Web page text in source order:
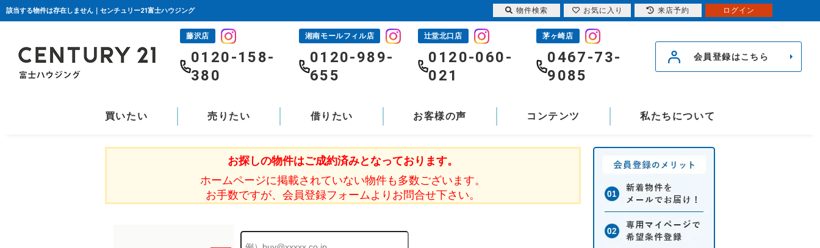
該当する物件は存在しません｜センチュリー21富士ハウジング
藤沢店
0120-158-
380
湘南モールフィル店
0120-989-
655
辻堂北口店
0120-060-
021
茅ヶ崎店
0467-73-
9085
会員登録はこちら
買いたい 売りたい 借りたい お客様の声 コンテンツ 私たちについて
お探しの物件はご成約済みとなっております。
ホームページに掲載されていない物件も多数ございます。
お手数ですが、会員登録フォームよりお問合せ下さい。
物件検索 お気に入り 来店予約 ログイン